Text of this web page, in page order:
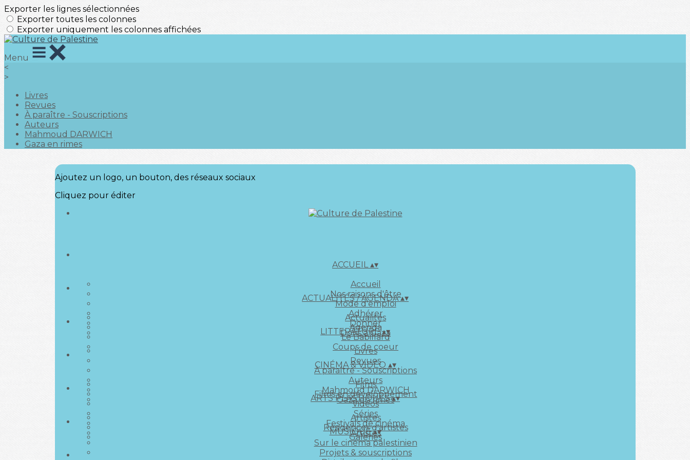
Exporter les lignes sélectionnées
Exporter toutes les colonnes
Exporter uniquement les colonnes affichées
Menu
<
>
Livres
Revues
À paraître - Souscriptions
Auteurs
Mahmoud DARWICH
Gaza en rimes
Ajoutez un logo, un bouton, des réseaux sociaux
Cliquez pour éditer
ACCUEIL▴▾
Accueil
Nos raisons d'être
Mode d'emploi
Adhérer
Donner
Dons à Gaza
ACTUALITÉS / AGENDA▴▾
Actualités
Agenda
Le Babillard
Coups de coeur
LITTERATURE▴▾
Livres
Revues
À paraître - Souscriptions
Auteurs
Mahmoud DARWICH
Gaza en rimes
CINÉMA & VIDÉO ▴▾
Films
Films en développement
Vidéos
Séries
Festivals de cinéma
Artistes
Sur le cinéma palestinien
Projets & souscriptions
ARTS PLASTIQUES▴▾
Artistes
Résidences d'artistes
Galeries
MUSIQUE▴▾